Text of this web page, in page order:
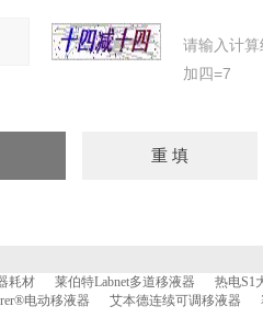
请输入计
加四=7
耗材 莱伯特Labnet多道移液器 热电S1
电动移液器 艾本德连续可调移液器